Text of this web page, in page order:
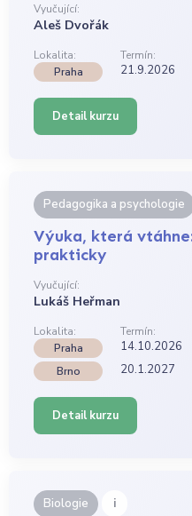
Vyučující:
Aleš Dvořák
Lokalita:
Termín:
Praha
21.9.2026
Detail kurzu
Pedagogika a psychologie
Výuka, která
prakticky
Vyučující:
Lukáš Heřman
Lokalita:
Termín:
Praha
14.10.2026
Brno 20.1.2027
Detail kurzu
Biologie i